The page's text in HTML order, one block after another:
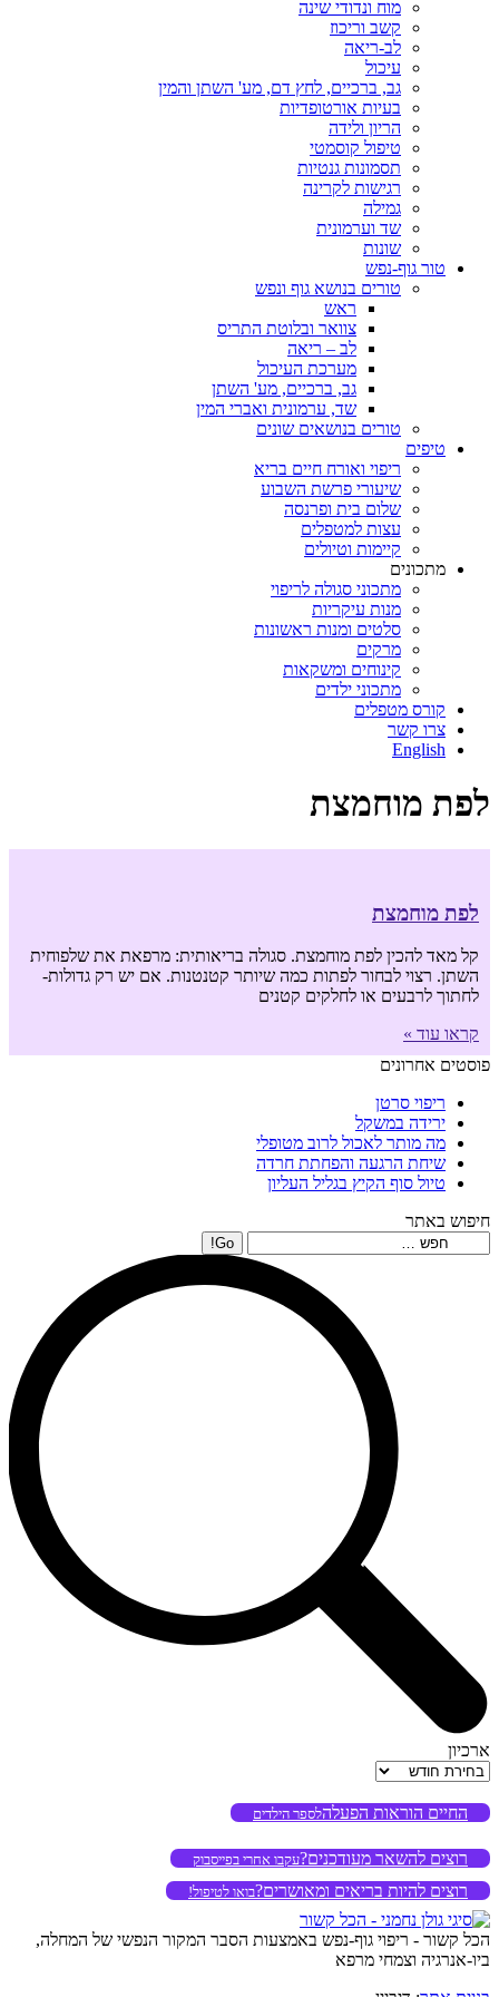
מוח ונדודי שינה
קשב וריכוז
לב-ריאה
עיכול
גב, ברכיים, לחץ דם, מע' השתן והמין
בעיות אורטופדיות
הריון ולידה
טיפול קוסמטי
תסמונות גנטיות
רגישות לקרינה
גמילה
שד וערמונית
שונות
טור גוף-נפש
טורים בנושא גוף ונפש
ראש
צוואר ובלוטת התריס
לב – ריאה
מערכת העיכול
גב, ברכיים, מע' השתן
שד, ערמונית ואברי המין
טורים בנושאים שונים
טיפים
ריפוי ואורח חיים בריא
שיעורי פרשת השבוע
שלום בית ופרנסה
עצות למטפלים
קיימות וטיולים
מתכונים
מתכוני סגולה לריפוי
מנות עיקריות
סלטים ומנות ראשונות
מרקים
קינוחים ומשקאות
מתכוני ילדים
קורס מטפלים
צרו קשר
English
לפת מוחמצת
לפת מוחמצת
קל מאד להכין לפת מוחמצת. סגולה בריאותית: מרפאת את שלפוחית
השתן. רצוי לבחור לפתות כמה שיותר קטנטנות. אם יש רק גדולות-
לחתוך לרבעים או לחלקים קטנים
קראו עוד »
פוסטים אחרונים
ריפוי סרטן
ירידה במשקל
מה מותר לאכול לרוב מטופלי
שיחת הרגעה והפחתת חרדה
טיול סוף הקיץ בגליל העליון
חיפוש באתר
Search:
ארכיון
ארכיון
החיים הוראות הפעלהלספר הילדים
רוצים להשאר מעודכנים?עקבו אחרי בפייסבוק
רוצים להיות בריאים ומאושרים?בואו לטיפול!
הכל קשור - ריפוי גוף-נפש באמצעות הסבר המקור הנפשי של המחלה,
ביו-אנרגיה וצמחי מרפא